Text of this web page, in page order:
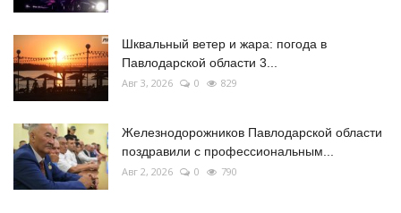
Шквальный ветер и жара: погода в
Павлодарской области 3...
Авг 3, 2026 0 829
Железнодорожников Павлодарской области
поздравили с профессиональным...
Авг 2, 2026 0 790